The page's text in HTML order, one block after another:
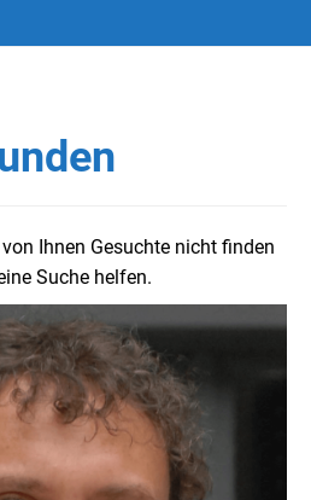
Ihnen Gesuchte nicht finden
Suche helfen.